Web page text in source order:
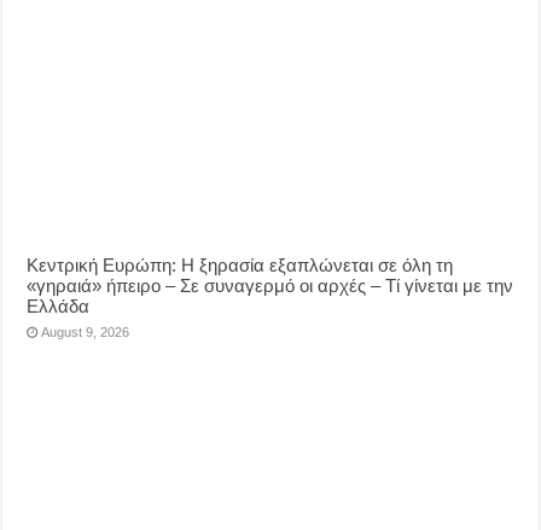
Κεντρική Ευρώπη: Η ξηρασία εξαπλώνεται σε όλη τη
«γηραιά» ήπειρο – Σε συναγερμό οι αρχές – Τί γίνεται με την
Ελλάδα
August 9, 2026